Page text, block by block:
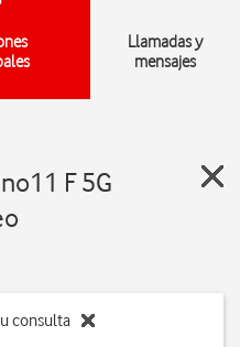
Llamadas y
mensajes
F 5G
consulta